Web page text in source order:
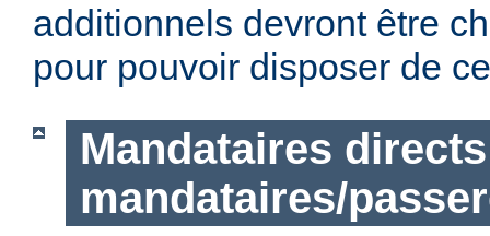
additionnels devront être
pour pouvoir disposer de
Mandataires
mandataires/